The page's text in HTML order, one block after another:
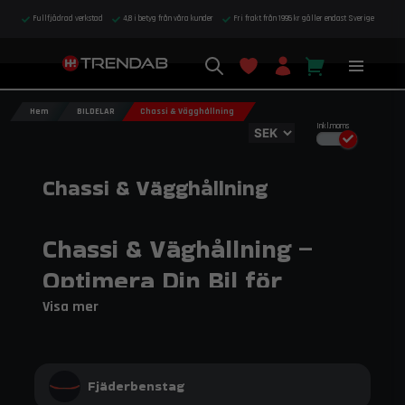
Fullfjädrad verkstad 4,8 i betyg från våra kunder Fri frakt från 1995 kr gäller endast Sverige
Inkl.moms
Hem BILDELAR Chassi & Vägghållning
Chassi & Vägghållning
Chassi & Väghållning –
Optimera Din Bil för
Bättre Prestanda
framtagna för att förbättra stabilitet, grepp och
Visa mer
Fjäderbenstag